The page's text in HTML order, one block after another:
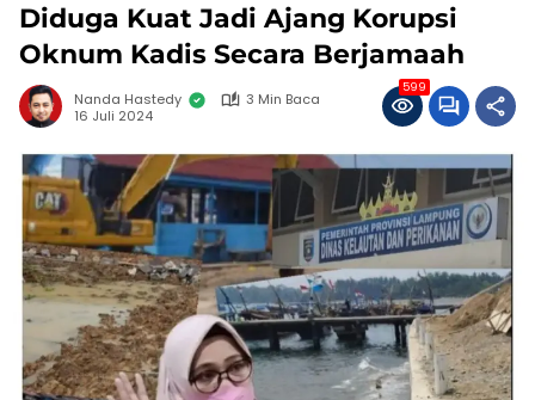
Diduga Kuat Jadi Ajang Korupsi
Oknum Kadis Secara Berjamaah
Nanda Hastedy
3 Min Baca
16 Juli 2024
599